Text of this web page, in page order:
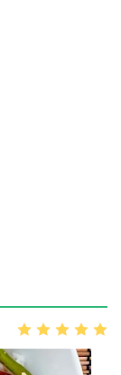
2 3 4